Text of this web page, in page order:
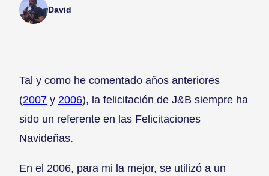
David
Tal y como he comentado años anteriores
(2007 y 2006), la felicitación de J&B siempre ha
sido un referente en las Felicitaciones
Navideñas.
En el 2006, para mi la mejor, se utilizó a un